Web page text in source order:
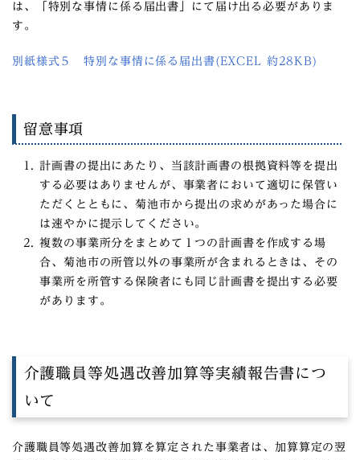
は、「特別な事情に係る届出書」にて届け出る必要がありま
す。
別紙様式５ 特別な事情に係る届出書(EXCEL 約28KB)
留意事項
計画書の提出にあたり、当該計画書の根拠資料等を提出
する必要はありませんが、事業者において適切に保管い
ただくとともに、菊池市から提出の求めがあった場合に
は速やかに提示してください。
複数の事業所分をまとめて１つの計画書を作成する場
合、菊池市の所管以外の事業所が含まれるときは、その
事業所を所管する保険者にも同じ計画書を提出する必要
があります。
介護職員等処遇改善加算等実績報告書につ
いて
介護職員等処遇改善加算を算定された事業者は、加算算定の翌